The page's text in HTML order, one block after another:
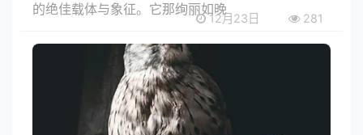
的绝佳载体与象征。它那绚丽如晚
12月23日 281